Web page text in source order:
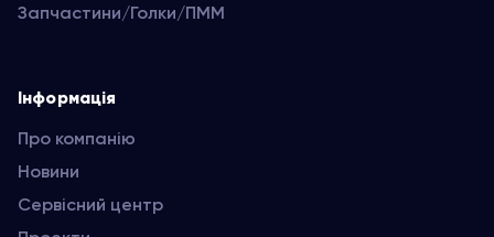
Запчастини/Голки/ПММ
Інформація
Про компанію
Новини
Сервісний центр